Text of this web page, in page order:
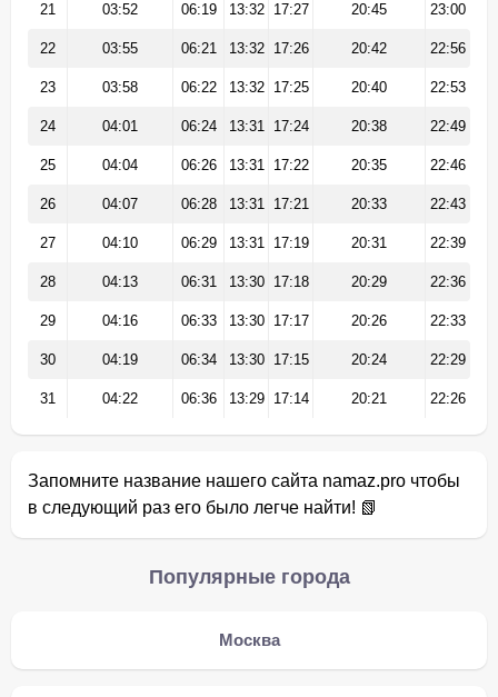
21 03:52 06:19 13:32 17:27 20:45 23:00
22 03:55 06:21 13:32 17:26 20:42 22:56
23 03:58 06:22 13:32 17:25 20:40 22:53
24 04:01 06:24 13:31 17:24 20:38 22:49
25 04:04 06:26 13:31 17:22 20:35 22:46
26 04:07 06:28 13:31 17:21 20:33 22:43
27 04:10 06:29 13:31 17:19 20:31 22:39
28 04:13 06:31 13:30 17:18 20:29 22:36
29 04:16 06:33 13:30 17:17 20:26 22:33
30 04:19 06:34 13:30 17:15 20:24 22:29
31 04:22 06:36 13:29 17:14 20:21 22:26
Запомните название нашего сайта namaz.pro чтобы
в следующий раз его было легче найти! 📗
Популярные города
Москва